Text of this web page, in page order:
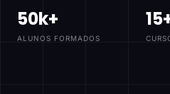
50k+
ALUNOS FORMADOS